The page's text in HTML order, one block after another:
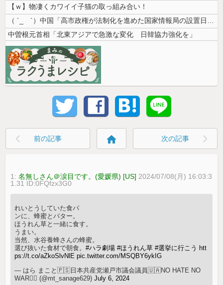
【ｗ】物凄くカワイイ子猫の取っ組み合い！
（ ´_ゝ`）中国「高市政権が法制化を進めた国家情報局の設置日が7月3...
中曽根元首相「北東アジアで急激な変化 日韓協力強化を」
前の記事 home 次の記事
1:名無しさん＠涙目です。(愛媛県) [US] 2024/07/08(月) 16:03:3
1.31 ID:0FQfzx3G0
れいとうしていた食パ
ンに、蜂蜜とバター。
ほうれん草と一緒に食す。
うまい。
当然、水谷養蜂さんの蜂蜜。
選び抜いた食材で朝食。#ハラ劇場 #ほうれん草 #選挙に行こう htt
ps://t.co/aZkoSlvNlE pic.twitter.com/MSQBY6ykIG
— はら まこと🇵🇸日本共産党瀬戸市議会議員🇺🇦NO HATE NO
WAR🏳‍⚧ (@mt_sanage629)July 6, 2024